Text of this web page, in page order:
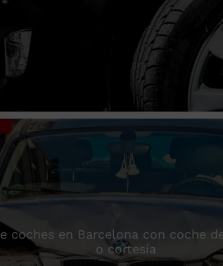
coches en Barcelona con coche
o cortesía